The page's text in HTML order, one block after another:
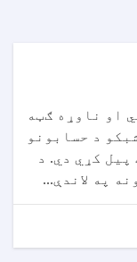
او ناوړه ګټه
د حسابونو
کړي دي. د
په لاندې...